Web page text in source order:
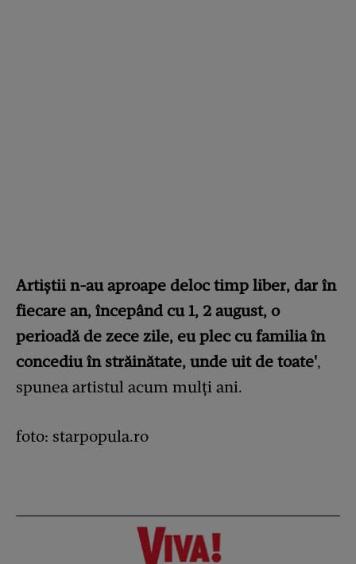
Artiştii n-au aproape deloc timp liber, dar în
fiecare an, începând cu 1, 2 august, o
perioadă de zece zile, eu plec cu familia în
concediu în străinătate, unde uit de toate',
spunea artistul acum mulți ani.
foto: starpopula.ro